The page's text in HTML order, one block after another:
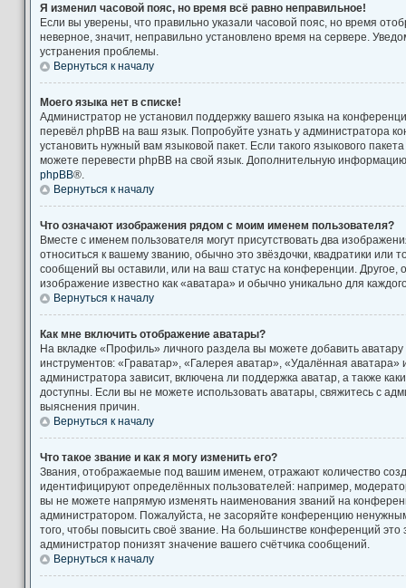
Я изменил часовой пояс, но время всё равно неправильное!
Если вы уверены, что правильно указали часовой пояс, но время
неверное, значит, неправильно установлено время на сервере.
устранения проблемы.
Вернуться к началу
Моего языка нет в списке!
Администратор не установил поддержку вашего языка на
перевёл phpBB на ваш язык. Попробуйте узнать у администратора
установить нужный вам языковой пакет. Если такого языкового
можете перевести phpBB на свой язык. Дополнительную
phpBB®.
Вернуться к началу
Что означают изображения рядом с моим именем пользователя?
Вместе с именем пользователя могут присутствовать два
относиться к вашему званию, обычно это звёздочки, квадратики или
сообщений вы оставили, или на ваш статус на конференции. Другое,
изображение известно как «аватара» и обычно уникально для
Вернуться к началу
Как мне включить отображение аватары?
На вкладке «Профиль» личного раздела вы можете добавить
инструментов: «Граватар», «Галерея аватар», «Удалённая
администратора зависит, включена ли поддержка аватар, а также
доступны. Если вы не можете использовать аватары, свяжитесь с
выяснения причин.
Вернуться к началу
Что такое звание и как я могу изменить его?
Звания, отображаемые под вашим именем, отражают количество
идентифицируют определённых пользователей: например,
вы не можете напрямую изменять наименования званий на
администратором. Пожалуйста, не засоряйте конференцию
того, чтобы повысить своё звание. На большинстве конференций
администратор понизят значение вашего счётчика сообщений.
Вернуться к началу